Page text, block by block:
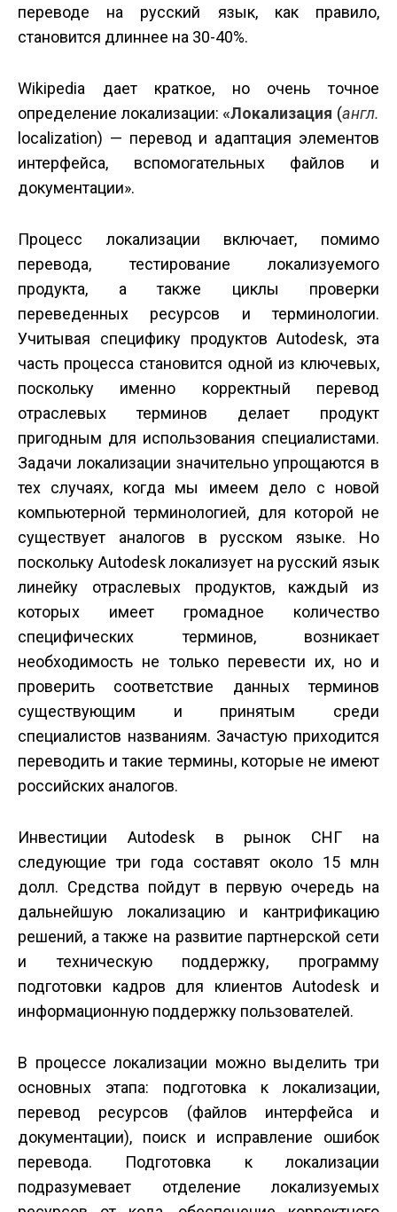
переводе на русский язык, как правило,
становится длиннее на 30-40%.
Wikipedia дает краткое, но очень точное
определение локализации:«Локализация (англ.
localization) — перевод и адаптация элементов
интерфейса, вспомогательных файлов и
документации».
Процесс локализации включает, помимо
перевода, тестирование локализуемого
продукта, а также циклы проверки
переведенных ресурсов и терминологии.
Учитывая специфику продуктов Autodesk, эта
часть процесса становится одной из ключевых,
поскольку именно корректный перевод
отраслевых терминов делает продукт
пригодным для использования специалистами.
Задачи локализации значительно упрощаются в
тех случаях, когда мы имеем дело с новой
компьютерной терминологией, для которой не
существует аналогов в русском языке. Но
поскольку Autodesk локализует на русский язык
линейку отраслевых продуктов, каждый из
которых имеет громадное количество
специфических терминов, возникает
необходимость не только перевести их, но и
проверить соответствие данных терминов
существующим и принятым среди
специалистов названиям. Зачастую приходится
переводить и такие термины, которые не имеют
российских аналогов.
Инвестиции Autodesk в рынок СНГ на
следующие три года составят около 15 млн
долл. Средства пойдут в первую очередь на
дальнейшую локализацию и кантрификацию
решений, а также на развитие партнерской сети
и техническую поддержку, программу
подготовки кадров для клиентов Autodesk и
информационную поддержку пользователей.
В процессе локализации можно выделить три
основных этапа: подготовка к локализации,
перевод ресурсов (файлов интерфейса и
документации), поиск и исправление ошибок
перевода. Подготовка к локализации
подразумевает отделение локализуемых